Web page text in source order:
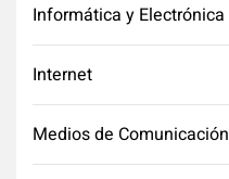
Informática y Electrónica
Internet
Medios de Comunicación